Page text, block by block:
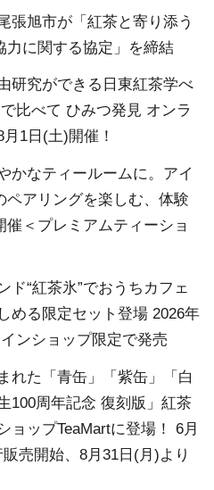
張旭市が「紅茶と寄り添う
力に関する協定」を締結
研究ができる日東紅茶学べ
比べて ひみつ発見 オンラ
1日(土)開催！
かなティールームに。アイ
ペアリングを楽しむ、体験
＜プレミアムティーショ
ド“紅茶氷”でおうちカフェ
める限定セット登場 2026年
ンショップ限定で発売
れた「青缶」「紫缶」「白
100周年記念 復刻版」紅茶
ョップTeaMartに登場！ 6月
売開始、8月31日(月)より